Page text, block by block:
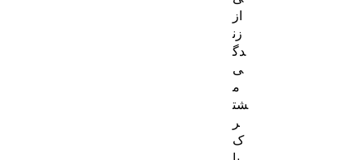
از
زن
دگ
ی
م
شت
ر
ک